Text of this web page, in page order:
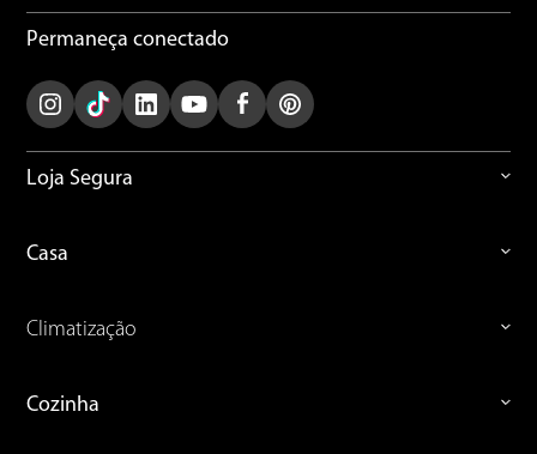
Permaneça conectado
Loja Segura
Casa
Climatização
Cozinha